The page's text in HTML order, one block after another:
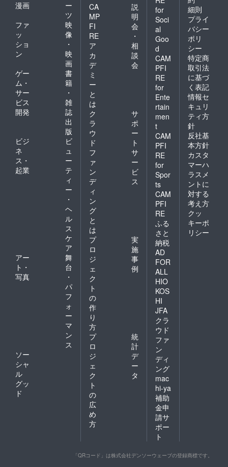
漫画
ー
ツ
ファ
ッ
ショ
ン
映
像
・
映
画
ゲー
ム・
サー
ビス
開発
書
籍
・
雑
誌
出
版
ビジ
ネ
ス・
起業
ビ
ュ
ー
テ
ィ
ー
・
ヘ
ル
ス
ケ
ア
アー
ト・
写真
舞
台
・
パ
フ
ォ
ー
マ
ン
ス
ソー
シャ
ル
グッ
ド
CA
MP
FI
RE
ア
カ
デ
ミ
ー
と
は
説
明
会
・
相
談
会
ク
ラ
ウ
ド
フ
ァ
ン
デ
ィ
ン
グ
と
は
サ
ポ
ー
ト
サ
ー
ビ
ス
プ
ロ
ジ
ェ
ク
ト
の
作
り
方
実
施
事
例
プ
ロ
ジ
ェ
ク
ト
の
広
め
方
統
計
デ
ー
タ
for
Soci
al
Goo
d
CAM
PFI
RE
for
Ente
rtain
men
t
CAM
PFI
RE
for
Spor
ts
CAM
PFI
RE
ふる
さと
納税
AD
FOR
ALL
HIO
KOS
HI
JFA
クラ
ウド
ファ
ン
ディ
ング
mac
hi-ya
補助
金申
請サ
ポー
ト
細則
プライ
バシー
ポリ
シー
特定商
取引法
に基づ
く表記
情報セ
キュリ
ティ方
針
反社基
本方針
カスタ
マーハ
ラスメ
ントに
対する
考え方
クッ
キーポ
リシー
「QRコード」は株式会社デンソーウェーブの登録商標です。